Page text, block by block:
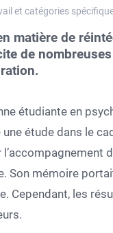
et catégories
matière de
de
étudiante en
étude dans le
Son mémoire
Cependant, les